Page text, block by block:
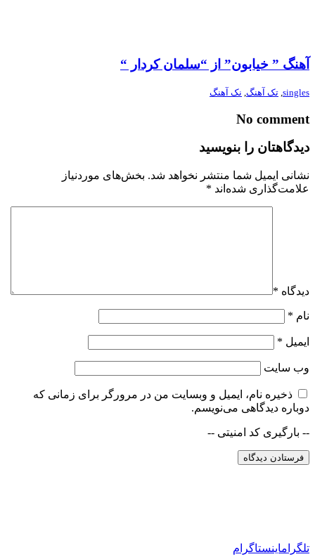
آهنگ ” خیابون” از “سلمان کردار “
singles تک آهنگ نک آهنگ
No comment
دیدگاهتان را بنویسید
نشانی ایمیل شما منتشر نخواهد شد. بخش‌های موردنیاز
علامت‌گذاری شده‌اند *
دیدگاه *
نام *
ایمیل *
وب‌ سایت
ذخیره نام، ایمیل و وبسایت من در مرورگر برای زمانی که
دوباره دیدگاهی می‌نویسم.
-- بارگیری کد امنیتی --
تلگراماینستاگرام